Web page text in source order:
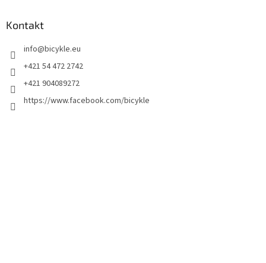
Kontakt
info@bicykle.eu
+421 54 472 2742
+421 904089272
https://www.facebook.com/bicykle